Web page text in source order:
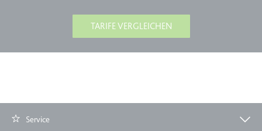
TARIFE VERGLEICHEN
Service